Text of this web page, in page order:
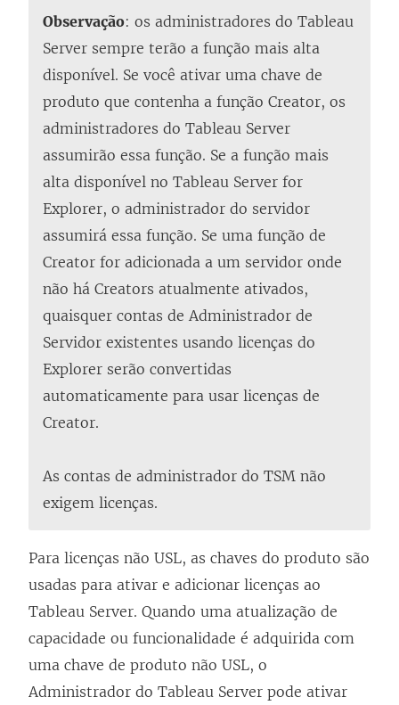
Observação: os administradores do Tableau
Server sempre terão a função mais alta
disponível. Se você ativar uma chave de
produto que contenha a função Creator, os
administradores do Tableau Server
assumirão essa função. Se a função mais
alta disponível no Tableau Server for
Explorer, o administrador do servidor
assumirá essa função. Se uma função de
Creator for adicionada a um servidor onde
não há Creators atualmente ativados,
quaisquer contas de Administrador de
Servidor existentes usando licenças do
Explorer serão convertidas
automaticamente para usar licenças de
Creator.
As contas de administrador do TSM não
exigem licenças.
Para licenças não USL, as chaves do produto são
usadas para ativar e adicionar licenças ao
Tableau Server. Quando uma atualização de
capacidade ou funcionalidade é adquirida com
uma chave de produto não USL, o
Administrador do Tableau Server pode ativar